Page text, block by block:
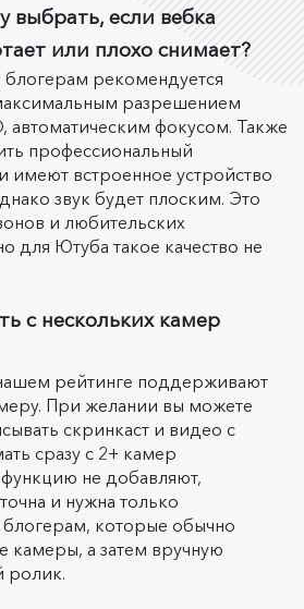
выбрать, если вебка
или плохо снимает?
рекомендуется
разрешением
автоматическим фокусом. Также
профессиональный
имеют встроенное устройство
звук будет плоским. Это
и любительских
для Ютуба такое качество не
с нескольких камер
рейтинге поддерживают
При желании вы можете
скринкаст и видео с
сразу с 2+ камер
не добавляют,
и нужна только
которые обычно
камеры, а затем вручную
ролик.